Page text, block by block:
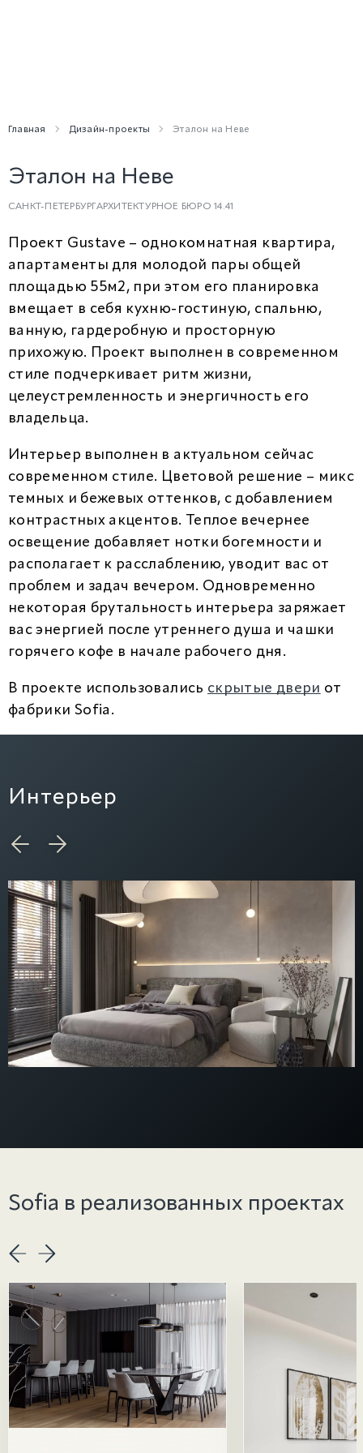
Главная Дизайн-проекты Эталон на Неве
Эталон на Неве
САНКТ-ПЕТЕРБУРГАРХИТЕКТУРНОЕ БЮРО 14.41
Проект Gustave – однокомнатная квартира,
апартаменты для молодой пары общей
площадью 55м2, при этом его планировка
вмещает в себя кухню-гостиную, спальню,
ванную, гардеробную и просторную
прихожую. Проект выполнен в современном
стиле подчеркивает ритм жизни,
целеустремленность и энергичность его
владельца.
Интерьер выполнен в актуальном сейчас
современном стиле. Цветовой решение – микс
темных и бежевых оттенков, с добавлением
контрастных акцентов. Теплое вечернее
освещение добавляет нотки богемности и
располагает к расслаблению, уводит вас от
проблем и задач вечером. Одновременно
некоторая брутальность интерьера заряжает
вас энергией после утреннего душа и чашки
горячего кофе в начале рабочего дня.
В проекте использовались скрытые двери от
фабрики Sofia.
Интерьер
Sofia в реализованных проектах